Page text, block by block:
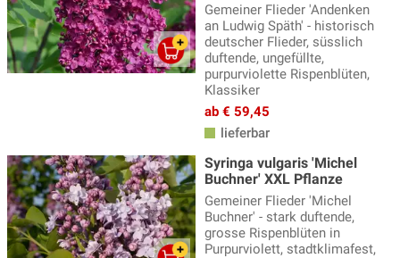
Gemeiner Flieder 'Andenken
an Ludwig Späth' - historisch
deutscher Flieder, süsslich
duftende, ungefüllte,
purpurviolette Rispenblüten,
Klassiker
ab € 59,45
lieferbar
Syringa vulgaris 'Michel
Buchner' XXL Pflanze
Gemeiner Flieder 'Michel
Buchner' - stark duftende,
grosse Rispenblüten in
Purpurviolett, stadtklimafest,